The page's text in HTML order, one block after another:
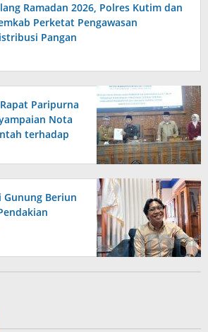
Ramadan 2026, Polres Kutim dan
Perketat Pengawasan
Pangan
Paripurna
Nota
terhadap
Gunung Beriun